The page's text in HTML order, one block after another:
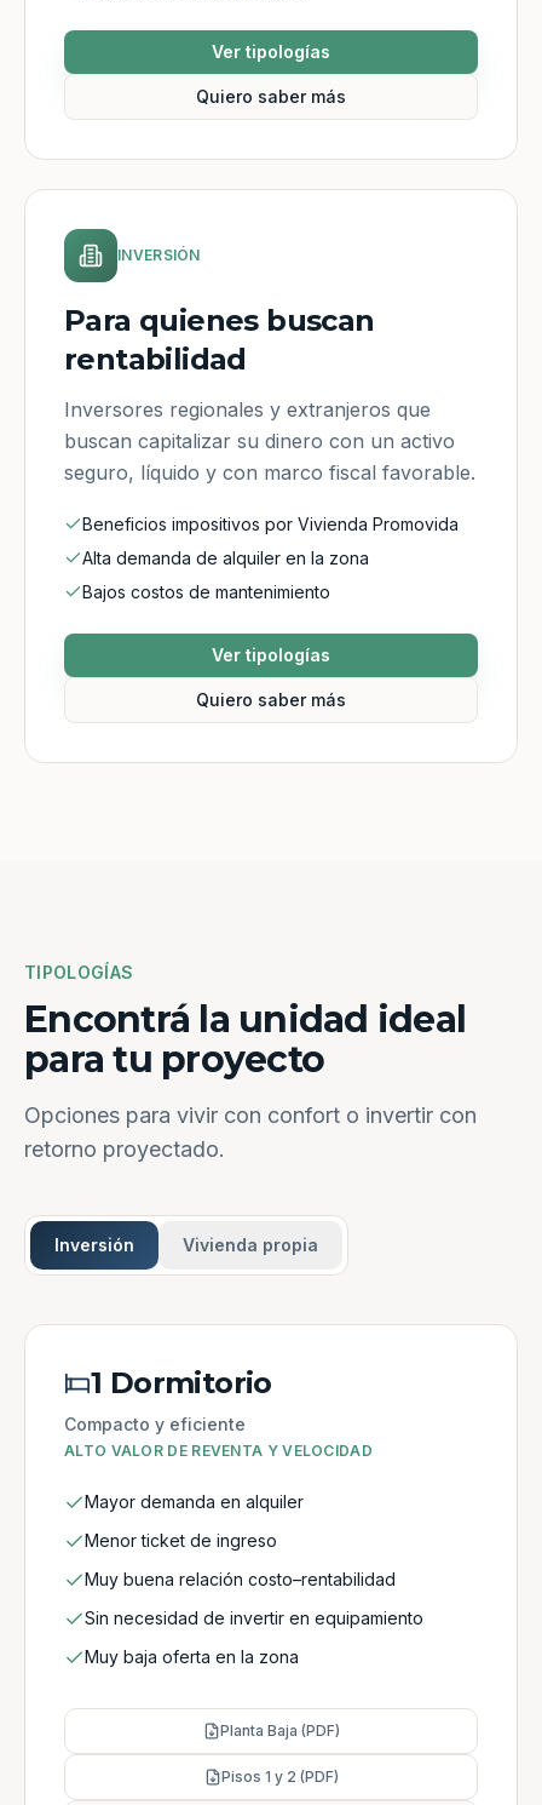
Ver tipologías
Quiero saber más
INVERSIÓN
Para quienes buscan
rentabilidad
Inversores regionales y extranjeros que
buscan capitalizar su dinero con un activo
seguro, líquido y con marco fiscal favorable.
Beneficios impositivos por Vivienda Promovida
Alta demanda de alquiler en la zona
Bajos costos de mantenimiento
Ver tipologías
Quiero saber más
TIPOLOGÍAS
Encontrá la unidad ideal
para tu proyecto
Opciones para vivir con confort o invertir con
retorno proyectado.
Inversión Vivienda propia
1 Dormitorio
Compacto y eficiente
ALTO VALOR DE REVENTA Y VELOCIDAD
Mayor demanda en alquiler
Menor ticket de ingreso
Muy buena relación costo–rentabilidad
Sin necesidad de invertir en equipamiento
Muy baja oferta en la zona
Planta Baja (PDF)
Pisos 1 y 2 (PDF)